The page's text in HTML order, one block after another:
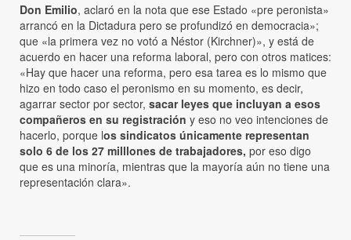
Don Emilio, aclaró en la nota que ese Estado «pre peronista»
arrancó en la Dictadura pero se profundizó en democracia»;
que «la primera vez no votó a Néstor (Kirchner)», y está de
acuerdo en hacer una reforma laboral, pero con otros matices:
«Hay que hacer una reforma, pero esa tarea es lo mismo que
hizo en todo caso el peronismo en su momento, es decir,
agarrar sector por sector, sacar leyes que incluyan a esos
compañeros en su registración y eso no veo intenciones de
hacerlo, porque los sindicatos únicamente representan
solo 6 de los 27 milllones de trabajadores, por eso digo
que es una minoría, mientras que la mayoría aún no tiene una
representación clara».